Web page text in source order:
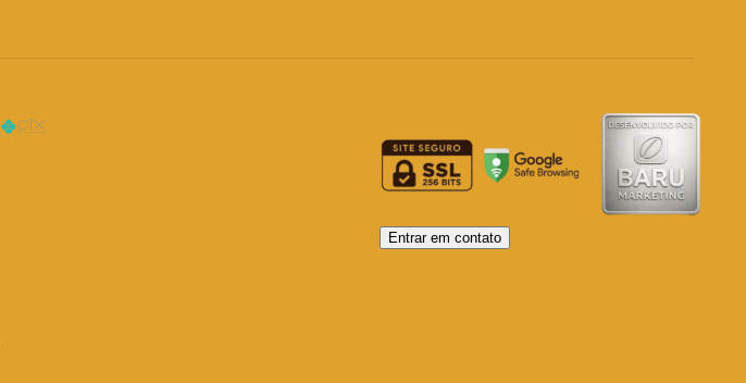
Entrar em contato